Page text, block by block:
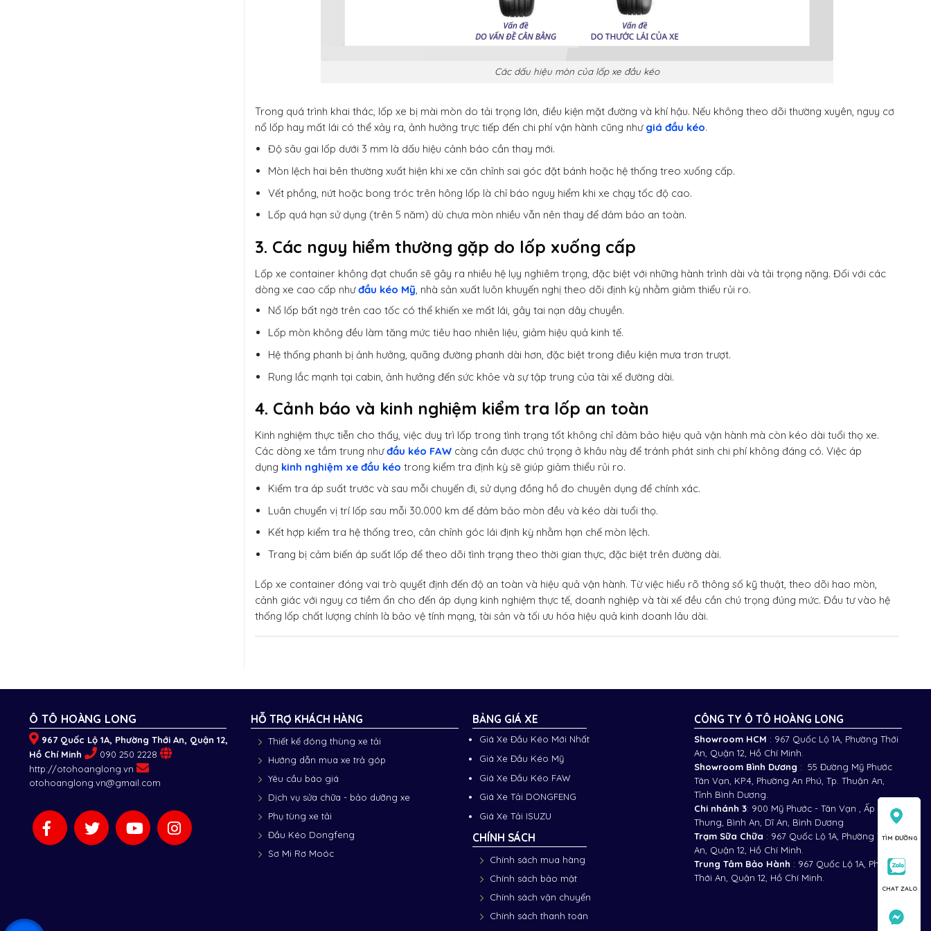
Các dấu hiệu mòn của lốp xe đầu kéo
Trong quá trình khai thác, lốp xe bị mài mòn do tải trọng lớn, điều kiện mặt đường và khí hậu. Nếu không theo dõi thường xuyên, nguy cơ
nổ lốp hay mất lái có thể xảy ra, ảnh hưởng trực tiếp đến chi phí vận hành cũng như giá đầu kéo.
Độ sâu gai lốp dưới 3 mm là dấu hiệu cảnh báo cần thay mới.
Mòn lệch hai bên thường xuất hiện khi xe căn chỉnh sai góc đặt bánh hoặc hệ thống treo xuống cấp.
Vết phồng, nứt hoặc bong tróc trên hông lốp là chỉ báo nguy hiểm khi xe chạy tốc độ cao.
Lốp quá hạn sử dụng (trên 5 năm) dù chưa mòn nhiều vẫn nên thay để đảm bảo an toàn.
3. Các nguy hiểm thường gặp do lốp xuống cấp
Lốp xe container không đạt chuẩn sẽ gây ra nhiều hệ lụy nghiêm trọng, đặc biệt với những hành trình dài và tải trọng nặng. Đối với các
dòng xe cao cấp nhưđầu kéo Mỹ , nhà sản xuất luôn khuyến nghị theo dõi định kỳ nhằm giảm thiểu rủi ro.
Nổ lốp bất ngờ trên cao tốc có thể khiến xe mất lái, gây tai nạn dây chuyền.
Lốp mòn không đều làm tăng mức tiêu hao nhiên liệu, giảm hiệu quả kinh tế.
Hệ thống phanh bị ảnh hưởng, quãng đường phanh dài hơn, đặc biệt trong điều kiện mưa trơn trượt.
Rung lắc mạnh tại cabin, ảnh hưởng đến sức khỏe và sự tập trung của tài xế đường dài.
4. Cảnh báo và kinh nghiệm kiểm tra lốp an toàn
Kinh nghiệm thực tiễn cho thấy, việc duy trì lốp trong tình trạng tốt không chỉ đảm bảo hiệu quả vận hành mà còn kéo dài tuổi thọ xe.
Các dòng xe tầm trung nhưđầu kéo FAW càng cần được chú trọng ở khâu này để tránh phát sinh chi phí không đáng có. Việc áp
dụng kinh nghiệm xe đầu kéo trong kiểm tra định kỳ sẽ giúp giảm thiểu rủi ro.
Kiểm tra áp suất trước và sau mỗi chuyến đi, sử dụng đồng hồ đo chuyên dụng để chính xác.
Luân chuyển vị trí lốp sau mỗi 30.000 km để đảm bảo mòn đều và kéo dài tuổi thọ.
Kết hợp kiểm tra hệ thống treo, cân chỉnh góc lái định kỳ nhằm hạn chế mòn lệch.
Trang bị cảm biến áp suất lốp để theo dõi tình trạng theo thời gian thực, đặc biệt trên đường dài.
Lốp xe container đóng vai trò quyết định đến độ an toàn và hiệu quả vận hành. Từ việc hiểu rõ thông số kỹ thuật, theo dõi hao mòn,
cảnh giác với nguy cơ tiềm ẩn cho đến áp dụng kinh nghiệm thực tế, doanh nghiệp và tài xế đều cần chú trọng đúng mức. Đầu tư vào hệ
thống lốp chất lượng chính là bảo vệ tính mạng, tài sản và tối ưu hóa hiệu quả kinh doanh lâu dài.
Ô TÔ HOÀNG LONG
967 Quốc Lộ 1A, Phường Thới An, Quận 12,
Hồ Chí Minh
090 250 2228
http://otohoanglong.vn
otohoanglong.vn@gmail.com
HỖ TRỢ KHÁCH HÀNG
Thiết kế đóng thùng xe tải
Hướng dẫn mua xe trả góp
Yêu cầu báo giá
Dịch vụ sửa chữa - bảo dưỡng xe
Phụ tùng xe tải
Đầu Kéo Dongfeng
Sơ Mi Rơ Moóc
BẢNG GIÁ XE
Giá Xe Đầu Kéo Mới Nhất
Giá Xe Đầu Kéo Mỹ
Giá Xe Đầu Kéo FAW
Giá Xe Tải DONGFENG
Giá Xe Tải ISUZU
CHÍNH SÁCH
Chính sách mua hàng
Chính sách bảo mật
Chính sách vận chuyển
Chính sách thanh toán
CÔNG TY Ô TÔ HOÀNG LONG
Showroom HCM : 967 Quốc Lộ 1A, Phường Thới
An, Quận 12, Hồ Chí Minh.
Showroom Bình Dương : 55 Đường Mỹ Phước
Tân Vạn, KP.4, Phường An Phú, Tp. Thuận An,
Tỉnh Bình Dương.
Chi nhánh 3: 900 Mỹ Phước - Tân Vạn , Ấp Bình
Thung, Bình An, Dĩ An, Bình Dương
Trạm Sữa Chữa : 967 Quốc Lộ 1A, Phường Thới
An, Quận 12, Hồ Chí Minh.
Trung Tâm Bảo Hành : 967 Quốc Lộ 1A, Phường
Thới An, Quận 12, Hồ Chí Minh.
TÌM ĐƯỜNG
CHAT ZALO